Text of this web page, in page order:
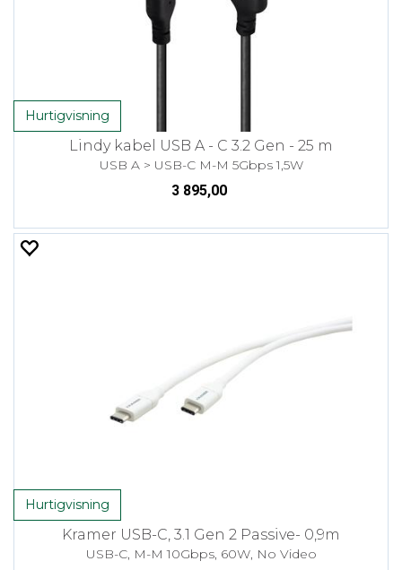
Hurtigvisning
Lindy kabel USB A - C 3.2 Gen - 25 m
USB A > USB-C M-M 5Gbps 1,5W
3 895,00
Hurtigvisning
Kramer USB-C, 3.1 Gen 2 Passive- 0,9m
USB-C, M-M 10Gbps, 60W, No Video